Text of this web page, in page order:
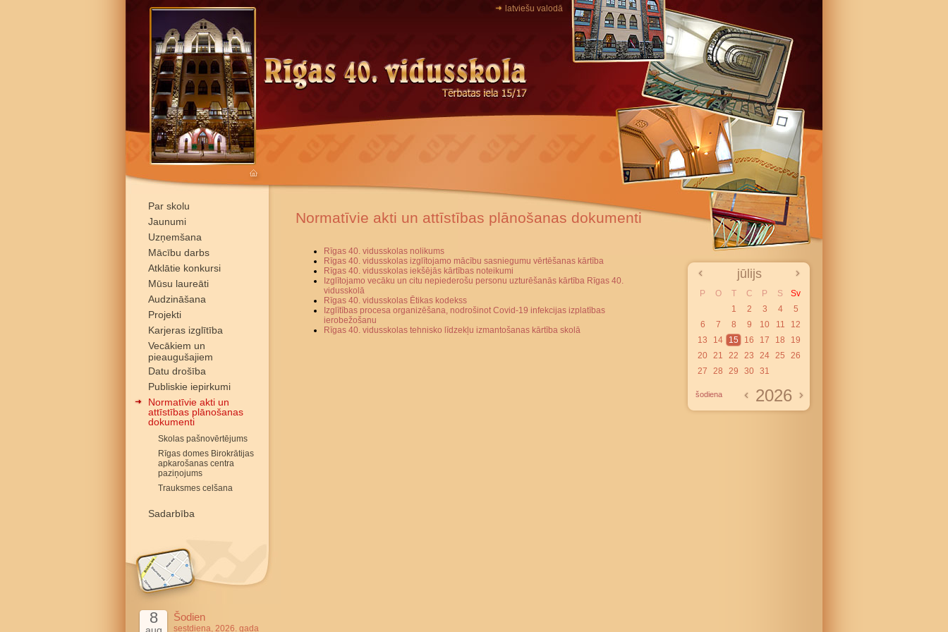
latviešu valodā
Par skolu
Jaunumi
Uzņemšana
Mācību darbs
Atklātie konkursi
Mūsu laureāti
Audzināšana
Projekti
Karjeras izglītība
Vecākiem un
pieaugušajiem
Datu drošība
Publiskie iepirkumi
Normatīvie akti un
attīstības plānošanas
dokumenti
Skolas pašnovērtējums
Rīgas domes Birokrātijas
apkarošanas centra
paziņojums
Trauksmes celšana
Sadarbība
8 Šodien
sestdiena, 2026. gada
Normatīvie akti un attīstības plānošanas dokumenti
Rīgas 40. vidusskolas nolikums
Rīgas 40. vidusskolas izglītojamo mācību sasniegumu vērtēšanas kārtība
Rīgas 40. vidusskolas iekšējās kārtības noteikumi
Izglītojamo vecāku un citu nepiederošu personu uzturēšanās kārtība Rīgas 40.
vidusskolā
Rīgas 40. vidusskolas Ētikas kodekss
Izglītības procesa organizēšana, nodrošinot Covid-19 infekcijas izplatības
ierobežošanu
Rīgas 40. vidusskolas tehnisko līdzekļu izmantošanas kārtība skolā
jūlijs
P O T C P S
Sv
1
2 3 4
5
6
7 8 9 10 11
12
13
14 15 16 17 18
19
20 21 22 23 24 25
26
27
28 29 30 31
šodiena 2026